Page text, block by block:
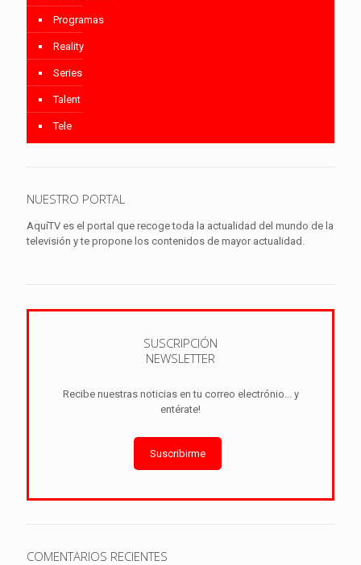
Programas
Reality
Series
Talent
Tele
NUESTRO PORTAL
AquíTV es el portal que recoge toda la actualidad del mundo de la
televisión y te propone los contenidos de mayor actualidad.
SUSCRIPCIÓN
NEWSLETTER
Recibe nuestras noticias en tu correo electrónio... y
entérate!
Suscribirme
COMENTARIOS RECIENTES